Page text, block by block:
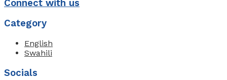
Connect with us
Category
English
Swahili
Socials